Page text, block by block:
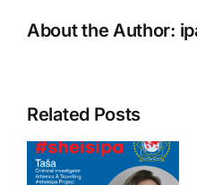
About the Author:
Related Posts